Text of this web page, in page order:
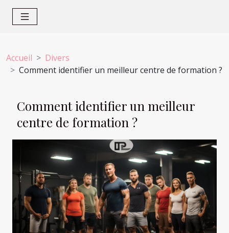
Accueil
Divers
Comment identifier un meilleur centre de formation ?
Comment identifier un meilleur
centre de formation ?